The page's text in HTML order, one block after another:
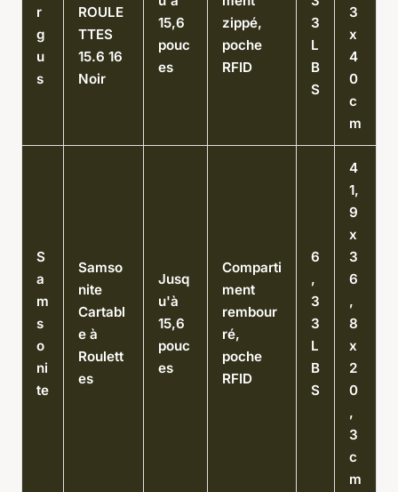
r
g
u
s
ROULE
TTES
15.6 16
Noir
15,6
pouc
es
zippé,
poche
RFID
3
L
B
S
3
x
4
0
c
m
S
a
m
s
o
ni
te
Samso
nite
Cartabl
e à
Roulett
es
Jusq
u'à
15,6
pouc
es
Comparti
ment
rembour
ré,
poche
RFID
6
,
3
3
L
B
S
4
1,
9
x
3
6
,
8
x
2
0
,
3
c
m